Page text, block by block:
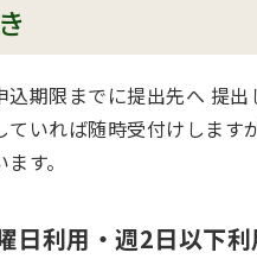
期限までに提出先へ 提出
いれば随時受付けします
す。
日利用・週2日以下